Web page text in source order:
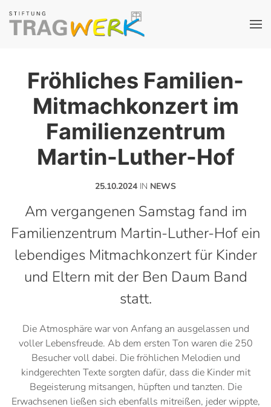
Fröhliches Familien-
Mitmachkonzert im
Familienzentrum
Martin-Luther-Hof
25.10.2024 IN NEWS
Am vergangenen Samstag fand im
Familienzentrum Martin-Luther-Hof ein
lebendiges Mitmachkonzert für Kinder
und Eltern mit der Ben Daum Band
statt.
Die Atmosphäre war von Anfang an ausgelassen und
voller Lebensfreude. Ab dem ersten Ton waren die 250
Besucher voll dabei. Die fröhlichen Melodien und
kindgerechten Texte sorgten dafür, dass die Kinder mit
Begeisterung mitsangen, hüpften und tanzten. Die
Erwachsenen ließen sich ebenfalls mitreißen, jeder wippte,